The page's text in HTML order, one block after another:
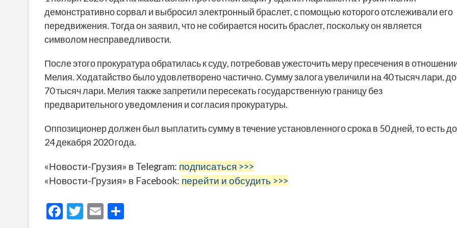
демонстративно сорвал и выбросил электронный браслет, с помощью которого отслеживали его
передвижения. Тогда он заявил, что не собирается носить браслет, поскольку он является
символом несправедливости.
После этого прокуратура обратилась к суду, потребовав ужесточить меру пресечения в
Мелия. Ходатайство было удовлетворено частично. Сумму залога увеличили на 40 тысяч лари, до
70 тысяч лари. Мелия также запретили пересекать государственную границу без
предварительного уведомления и согласия прокуратуры.
Оппозиционер должен был выплатить сумму в течение установленного срока в 50 дней, то есть до
24 декабря 2020 года.
«Новости-Грузия» в Telegram: подписаться >>>
«Новости-Грузия» в Facebook: перейти и обсудить >>>
F
T
E